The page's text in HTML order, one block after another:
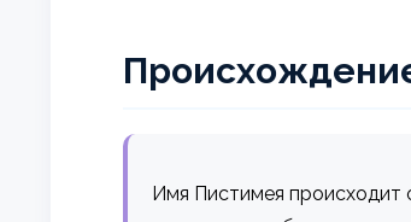
Имя Пистимея происходит